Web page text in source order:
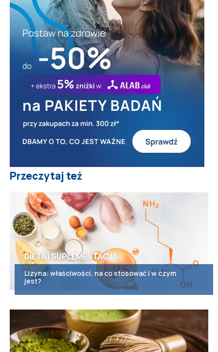
Przeczytaj też
DIETA I SUPLEMENTACJA
Lizyna: właściwości, na co stosować i w czym
jest?